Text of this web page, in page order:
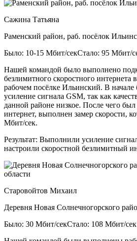
Сажина Татьяна
Раменский район, раб. посёлок
Было: 10-15 Мбит/секСтало: 95 Мбит/
Нашей командой было выполнено
безлимитного скоростного интернета
рабочем посёлке Ильинский. В
усиление сигнала GSM, так как
данной районе низкое. После чего был
интернет, выполнен замер скорости,
Мбит/сек.
Результат: Выполнили усиление
настроили скоростной безлимитный
Старовойтов Михаил
Деревня Новая Солнечногорского
Было: 30 Мбит/секСтало: 108 Мбит/сек